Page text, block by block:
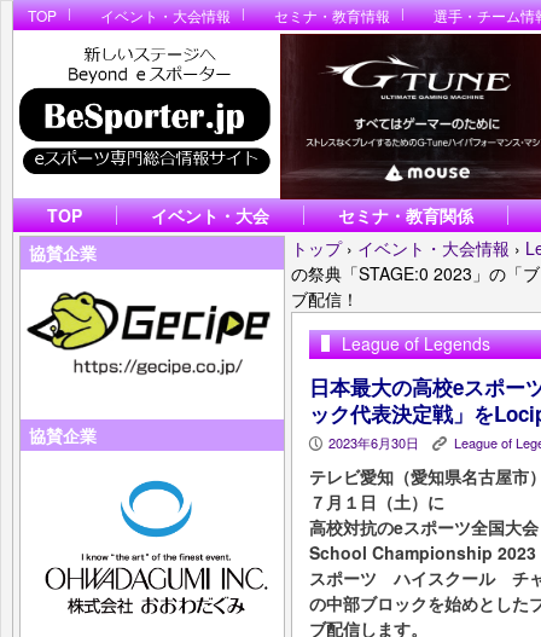
TOP イベント・大会情報 セミナ・教育情報 選手・チーム情
TOP イベント・大会
セミナ・教育関係
協賛企業
協賛企業
トップ › イベント・大会情報 ›
の祭典「STAGE:0 2023」の「
ブ配信！
League of Legends
日本最大の高校eスポー
ック代表決定戦」を
P 2023年6月30日 K League of
テレビ愛知（愛知県名古屋市
７月１日（土）に
高校対抗のeスポーツ全国大
School Championship 2023
スポーツ ハイスクール チ
の中部ブロックを始めとし
ブ配信します。